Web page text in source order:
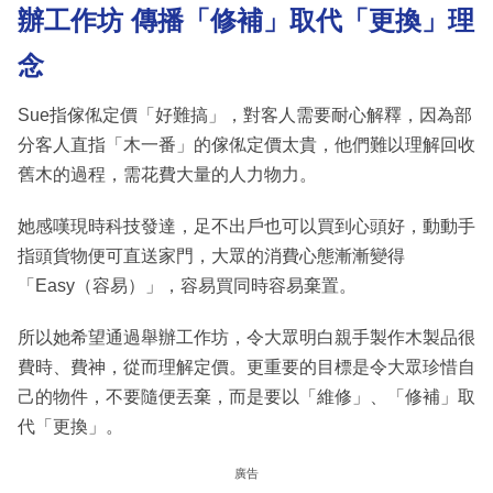
辦工作坊 傳播「修補」取代「更換」理
念
Sue指傢俬定價「好難搞」，對客人需要耐心解釋，因為部
分客人直指「木一番」的傢俬定價太貴，他們難以理解回收
舊木的過程，需花費大量的人力物力。
她感嘆現時科技發達，足不出戶也可以買到心頭好，動動手
指頭貨物便可直送家門，大眾的消費心態漸漸變得
「Easy（容易）」，容易買同時容易棄置。
所以她希望通過舉辦工作坊，令大眾明白親手製作木製品很
費時、費神，從而理解定價。更重要的目標是令大眾珍惜自
己的物件，不要隨便丟棄，而是要以「維修」、「修補」取
代「更換」。
廣告